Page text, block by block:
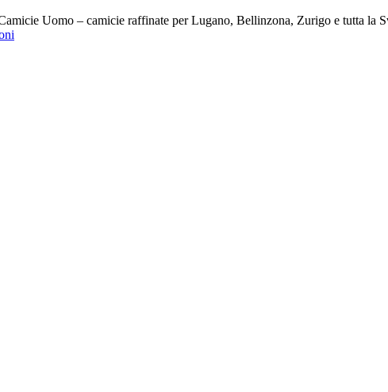
Uomo – camicie raffinate per Lugano, Bellinzona, Zurigo e tutta la